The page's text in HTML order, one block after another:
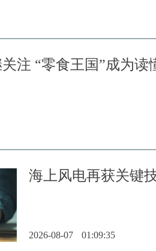
注 “零食王国”成为读
海上风电再获关键
2026-08-07 01:09:35